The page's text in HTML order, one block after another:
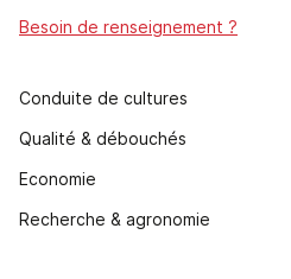
Besoin de renseignement ?
Conduite de cultures
Qualité & débouchés
Economie
Recherche & agronomie